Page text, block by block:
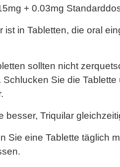
+ 0.03mg
ist in Tabletten, die oral
sollten nicht
Schlucken Sie die Tablette
besser, Triquilar
Sie eine Tablette täglich